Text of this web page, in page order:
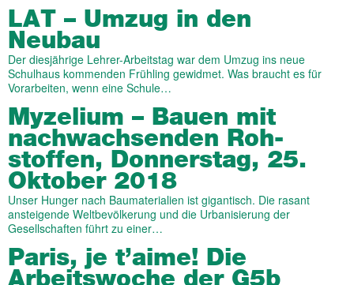
LAT – Umzug in den
Neubau
Der diesjährige Lehrer-Arbeitstag war dem Umzug ins neue
Schulhaus kommenden Frühling gewidmet. Was braucht es für
Vorarbeiten, wenn eine Schule…
Myzelium – Bauen mit
nach­wachs­enden Roh­
stoffen, Donnerstag, 25.
Oktober 2018
Unser Hunger nach Baumaterialien ist gigantisch. Die rasant
ansteigende Weltbevölkerung und die Urbanisierung der
Gesellschaften führt zu einer…
Paris, je t’aime! Die
Arbeitswoche der G5b